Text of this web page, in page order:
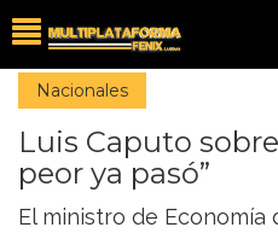
Nacionales
Luis Caputo
peor ya pasó”
El ministro de